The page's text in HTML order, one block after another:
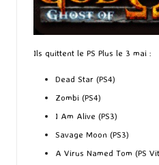
Ils quittent le PS Plus le 3 mai :
Dead Star (PS4)
Zombi (PS4)
I Am Alive (PS3)
Savage Moon (PS3)
A Virus Named Tom (PS